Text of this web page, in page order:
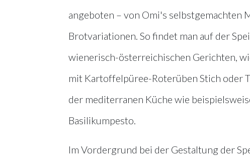
angeboten – von Omi's selbstgemachten
Brotvariationen. So findet man auf der
wienerisch-österreichischen Gerichten,
mit Kartoffelpüree-Roterüben Stich oder
der mediterranen Küche wie
Basilikumpesto.
Im Vordergrund bei der Gestaltung der